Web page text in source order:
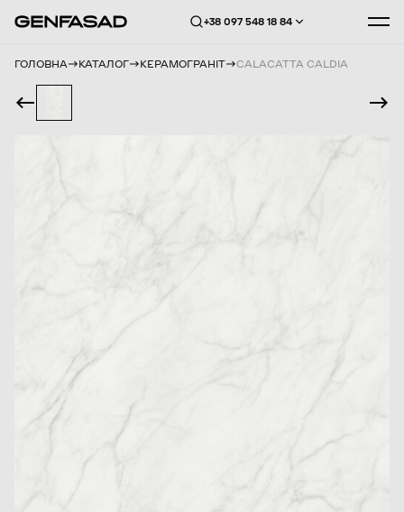
+38 097 548 18 84
ГОЛОВНА КАТАЛОГ КЕРАМОГРАНІТ CALACATTA CALDIA